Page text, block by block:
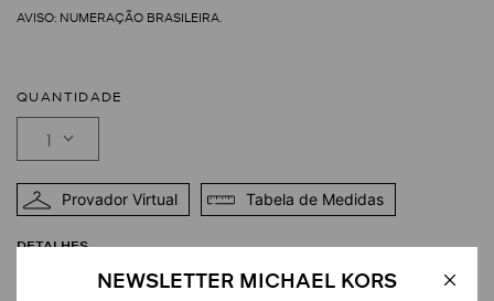
NEWSLETTER MICHAEL KORS
QUANTIDADE
1
Provador Virtual Tabela de Medidas
DETALHES